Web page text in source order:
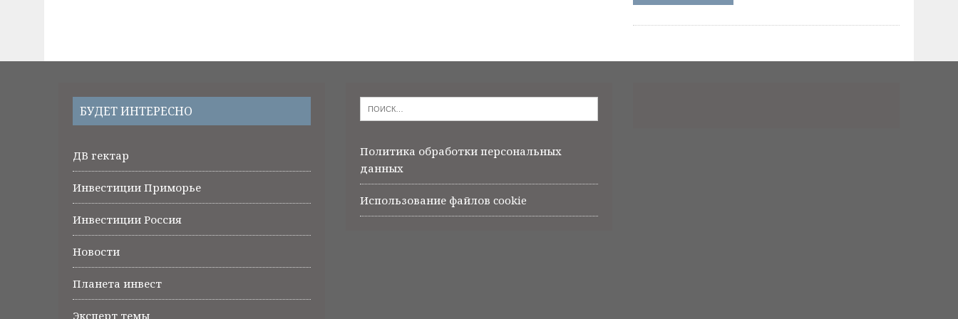
БУДЕТ ИНТЕРЕСНО
ДВ гектар
Инвестиции Приморье
Инвестиции Россия
Новости
Планета инвест
Эксперт темы
Политика обработки персональных
данных
Использование файлов cookie